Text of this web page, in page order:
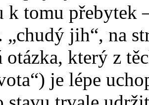
k tomu přebytek
„chudý jih“, na
otázka, který z
je lépe